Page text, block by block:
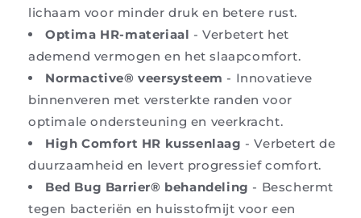
lichaam voor minder druk en betere rust.
Optima HR-materiaal - Verbetert het
ademend vermogen en het slaapcomfort.
Normactive® veersysteem - Innovatieve
binnenveren met versterkte randen voor
optimale ondersteuning en veerkracht.
High Comfort HR kussenlaag - Verbetert de
duurzaamheid en levert progressief comfort.
Bed Bug Barrier® behandeling - Beschermt
tegen bacteriën en huisstofmijt voor een